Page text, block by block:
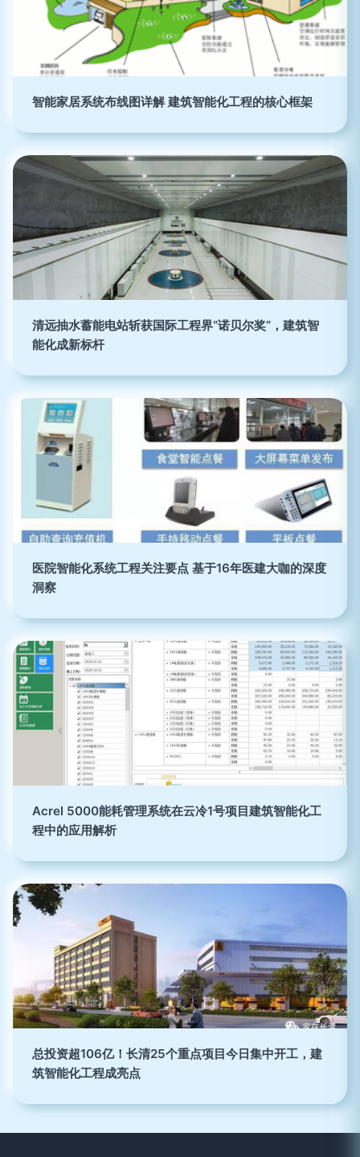
智能家居系统布线图详解 建筑智能化工程的核心框架
清远抽水蓄能电站斩获国际工程界“诺贝尔奖”，建筑智
能化成新标杆
医院智能化系统工程关注要点 基于16年医建大咖的深度
洞察
Acrel 5000能耗管理系统在云冷1号项目建筑智能化工
程中的应用解析
总投资超106亿！长清25个重点项目今日集中开工，建
筑智能化工程成亮点